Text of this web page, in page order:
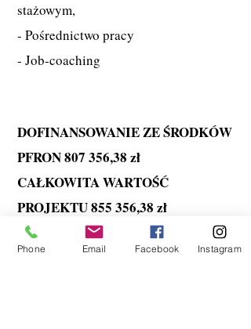
stażowym,
- Pośrednictwo pracy
- Job-coaching
DOFINANSOWANIE ZE ŚRODKÓW
PFRON 807 356,38 zł
CAŁKOWITA WARTOŚĆ
PROJEKTU 855 356,38 zł
Phone Email Facebook Instagram